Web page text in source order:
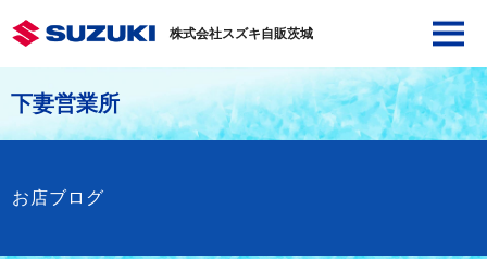
株式会社スズキ自販茨城
下妻営業所
お店ブログ